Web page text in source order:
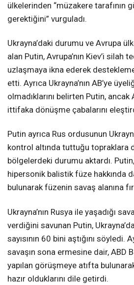
ülkelerinden “müzakere tarafının
gerektiğini” vurguladı.
Ukrayna’daki durumu ve Avrupa
alan Putin, Avrupa’nın Kiev’i silah
uzlaşmaya ikna ederek
etti. Ayrıca Ukrayna’nın AB’ye
olmadıklarını belirten Putin, ancak
ittifaka dönüşme çabalarını
Putin ayrıca Rus ordusunun
kontrol altında tuttuğu topraklara
bölgelerdeki durumu aktardı. Putin,
hipersonik balistik füze hakkında
bulunarak füzenin savaş alanına
Ukrayna’nın Rusya ile yaşadığı
verdiğini savunan Putin,
sayısının 60 bini aştığını söyledi.
savaşın sona ermesine dair, ABD
yapılan görüşmeye atıfta
hazır olduklarını dile getirdi.